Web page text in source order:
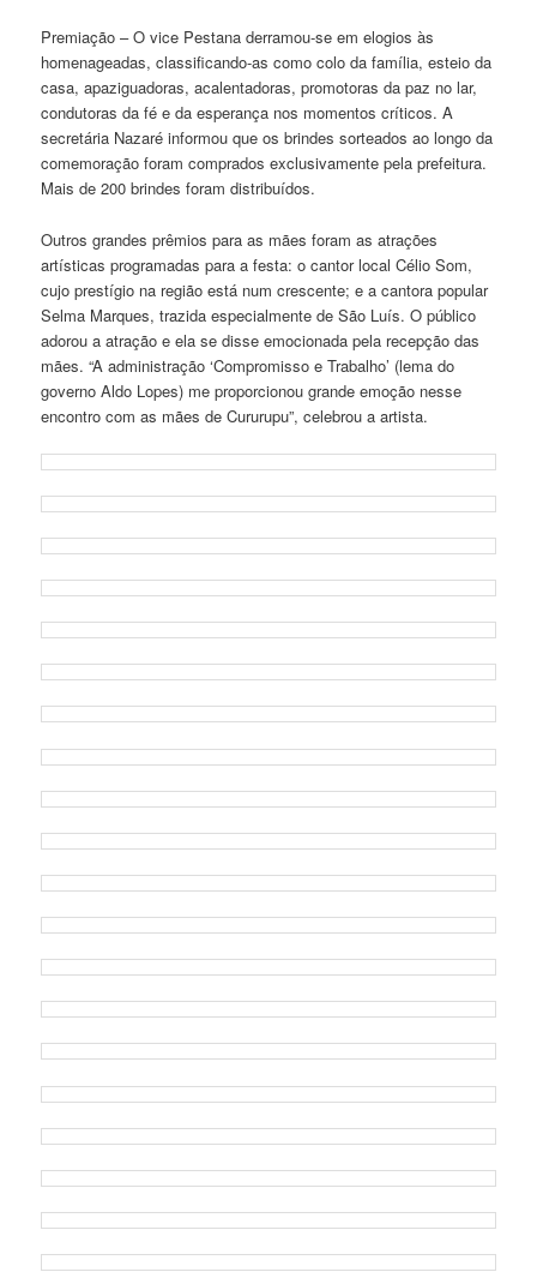
Premiação – O vice Pestana derramou-se em elogios às
homenageadas, classificando-as como colo da família, esteio da
casa, apaziguadoras, acalentadoras, promotoras da paz no lar,
condutoras da fé e da esperança nos momentos críticos. A
secretária Nazaré informou que os brindes sorteados ao longo da
comemoração foram comprados exclusivamente pela prefeitura.
Mais de 200 brindes foram distribuídos.
Outros grandes prêmios para as mães foram as atrações
artísticas programadas para a festa: o cantor local Célio Som,
cujo prestígio na região está num crescente; e a cantora popular
Selma Marques, trazida especialmente de São Luís. O público
adorou a atração e ela se disse emocionada pela recepção das
mães. “A administração ‘Compromisso e Trabalho’ (lema do
governo Aldo Lopes) me proporcionou grande emoção nesse
encontro com as mães de Cururupu”, celebrou a artista.